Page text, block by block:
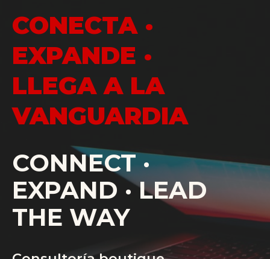
CONECTA ·
EXPANDE ·
LLEGA A LA
VANGUARDIA
CONNECT ·
EXPAND · LEAD
THE WAY